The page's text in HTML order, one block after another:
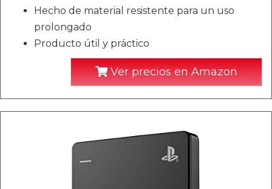
Hecho de material resistente para un uso
prolongado
Producto útil y práctico
Ver precios en Amazon